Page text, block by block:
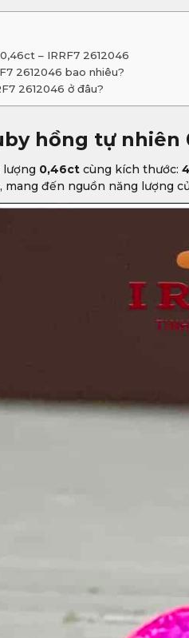
– IRRF7 2612046
2612046 bao nhiêu?
2612046 ở đâu?
hồng tự nhiên
0,46ct cùng kích thước:
đến nguồn năng lượng